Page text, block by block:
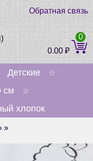
Обратная связь
0.00₽
0
Детские ☆
см ☆
хлопок
»